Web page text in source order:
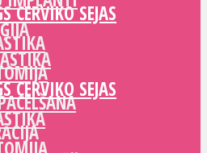
CERVIKO SEJAS
CERVIKO SEJAS